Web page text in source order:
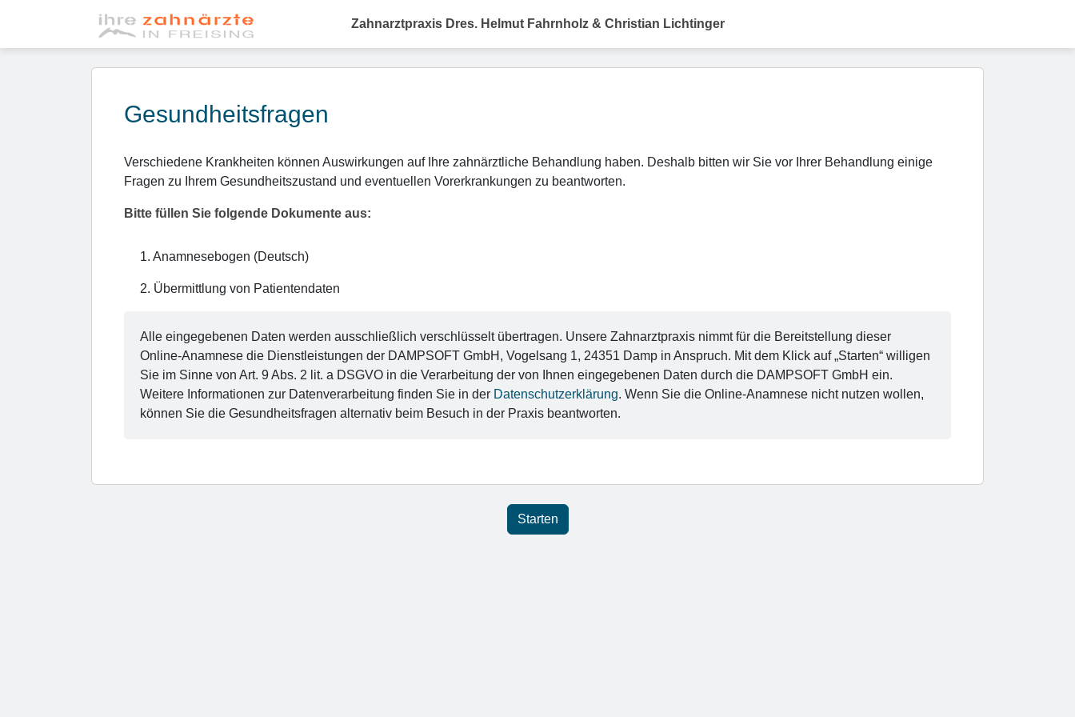
Zahnarztpraxis Dres. Helmut Fahrnholz & Christian Lichtinger
Gesundheitsfragen
Verschiedene Krankheiten können Auswirkungen auf Ihre zahnärztliche Behandlung haben. Deshalb bitten wir Sie vor Ihrer Behandlung einige
Fragen zu Ihrem Gesundheitszustand und eventuellen Vorerkrankungen zu beantworten.
Bitte füllen Sie folgende Dokumente aus:
1. Anamnesebogen (Deutsch)
2. Übermittlung von Patientendaten
Alle eingegebenen Daten werden ausschließlich verschlüsselt übertragen. Unsere Zahnarztpraxis nimmt für die Bereitstellung dieser
Online-Anamnese die Dienstleistungen der DAMPSOFT GmbH, Vogelsang 1, 24351 Damp in Anspruch. Mit dem Klick auf „Starten“ willigen
Sie im Sinne von Art. 9 Abs. 2 lit. a DSGVO in die Verarbeitung der von Ihnen eingegebenen Daten durch die DAMPSOFT GmbH ein.
Weitere Informationen zur Datenverarbeitung finden Sie in der Datenschutzerklärung. Wenn Sie die Online-Anamnese nicht nutzen wollen,
können Sie die Gesundheitsfragen alternativ beim Besuch in der Praxis beantworten.
Starten